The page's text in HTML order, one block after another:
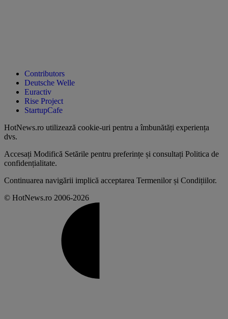
Contributors
Deutsche Welle
Euractiv
Rise Project
StartupCafe
HotNews.ro utilizează cookie-uri pentru a îmbunătăți experiența
dvs.
Accesați Modifică Setările pentru preferințe și consultați Politica de
confidențialitate.
Continuarea navigării implică acceptarea Termenilor și Condițiilor.
© HotNews.ro 2006-2026